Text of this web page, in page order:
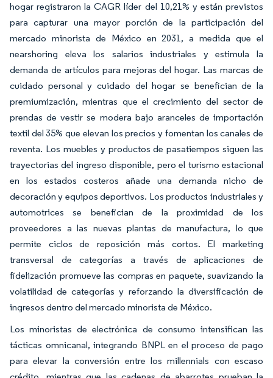
hogar registraron la CAGR líder del 10,21% y están previstos
para capturar una mayor porción de la participación del
mercado minorista de México en 2031, a medida que el
nearshoring eleva los salarios industriales y estimula la
demanda de artículos para mejoras del hogar. Las marcas de
cuidado personal y cuidado del hogar se benefician de la
premiumización, mientras que el crecimiento del sector de
prendas de vestir se modera bajo aranceles de importación
textil del 35% que elevan los precios y fomentan los canales de
reventa. Los muebles y productos de pasatiempos siguen las
trayectorias del ingreso disponible, pero el turismo estacional
en los estados costeros añade una demanda nicho de
decoración y equipos deportivos. Los productos industriales y
automotrices se benefician de la proximidad de los
proveedores a las nuevas plantas de manufactura, lo que
permite ciclos de reposición más cortos. El marketing
transversal de categorías a través de aplicaciones de
fidelización promueve las compras en paquete, suavizando la
volatilidad de categorías y reforzando la diversificación de
ingresos dentro del mercado minorista de México.
Los minoristas de electrónica de consumo intensifican las
tácticas omnicanal, integrando BNPL en el proceso de pago
para elevar la conversión entre los millennials con escaso